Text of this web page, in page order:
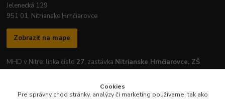
Jelenecká 129
951 01, Nitrianske Hrnčiarovce
Zobraziť na mape
MHD v Nitre: linka číslo 27, zastávka Nitrianske Hrnčiarovce, ZŠ
Cookies
Pre správny chod stránky, analýzy či marketing používame, tak ako